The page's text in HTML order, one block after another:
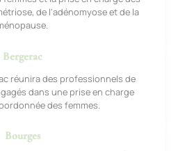
de l'adénomyose et de la
Bergerac
réunira des professionnels de
dans une prise en charge
des femmes.
Bourges